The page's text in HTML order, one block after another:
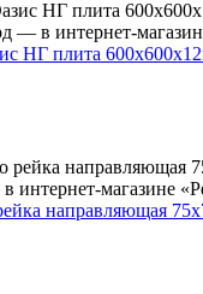
НГ плита
направляющая